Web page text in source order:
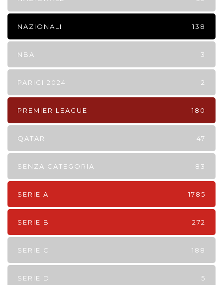
NAZIONALI 138
NBA 3
PARIGI 2024 2
PREMIER LEAGUE 180
QATAR 47
SENZA CATEGORIA 83
SERIE A 1785
SERIE B 272
SERIE C 188
SERIE D 5